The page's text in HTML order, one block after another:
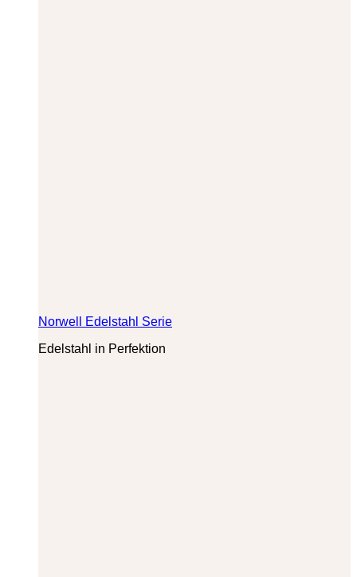
Norwell Edelstahl Serie
Edelstahl in Perfektion